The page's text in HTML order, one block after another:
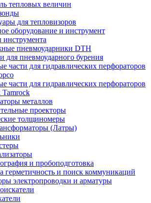
тепловых величин
для тепловизоров
оборудование и инструмент
пневмоударники DTH
для пневмоударного бурения
части для гидравлических перфораторов
части для гидравлических перфораторов
Tamrock
металлов
проекторы
толщиномеры
(Латры)
и пробоподготовка
герметичность и поиск коммуникаций
электропроводки и арматуры